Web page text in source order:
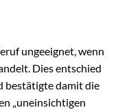
ungeeignet, wenn
Dies entschied
bestätigte damit die
„uneinsichtigen